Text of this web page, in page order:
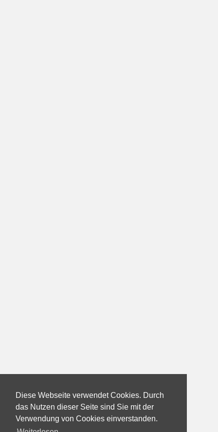
Diese Webseite verwendet Cookies. Durch
das Nutzen dieser Seite sind Sie mit der
Verwendung von Cookies einverstanden.